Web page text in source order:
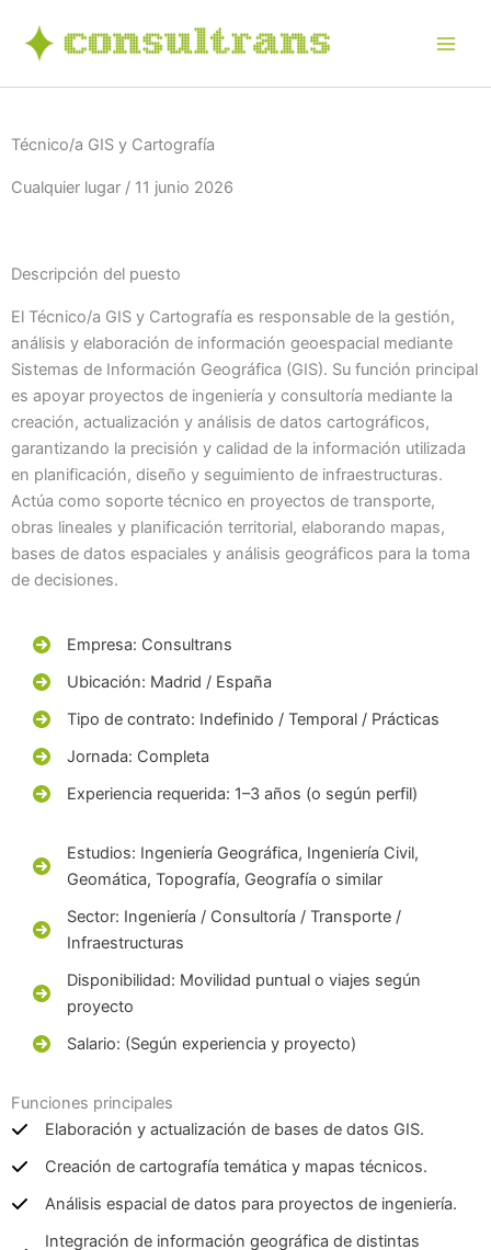
contenido
Técnico/a GIS y Cartografía
Cualquier lugar / 11 junio 2026
Descripción del puesto
El Técnico/a GIS y Cartografía es responsable de la gestión,
análisis y elaboración de información geoespacial mediante
Sistemas de Información Geográfica (GIS). Su función principal
es apoyar proyectos de ingeniería y consultoría mediante la
creación, actualización y análisis de datos cartográficos,
garantizando la precisión y calidad de la información utilizada
en planificación, diseño y seguimiento de infraestructuras.
Actúa como soporte técnico en proyectos de transporte,
obras lineales y planificación territorial, elaborando mapas,
bases de datos espaciales y análisis geográficos para la toma
de decisiones.
Empresa: Consultrans
Ubicación: Madrid / España
Tipo de contrato: Indefinido / Temporal / Prácticas
Jornada: Completa
Experiencia requerida: 1–3 años (o según perfil)
Estudios: Ingeniería Geográfica, Ingeniería Civil,
Geomática, Topografía, Geografía o similar
Sector: Ingeniería / Consultoría / Transporte /
Infraestructuras
Disponibilidad: Movilidad puntual o viajes según
proyecto
Salario: (Según experiencia y proyecto)
Funciones principales
Elaboración y actualización de bases de datos GIS.
Creación de cartografía temática y mapas técnicos.
Análisis espacial de datos para proyectos de ingeniería.
Integración de información geográfica de distintas